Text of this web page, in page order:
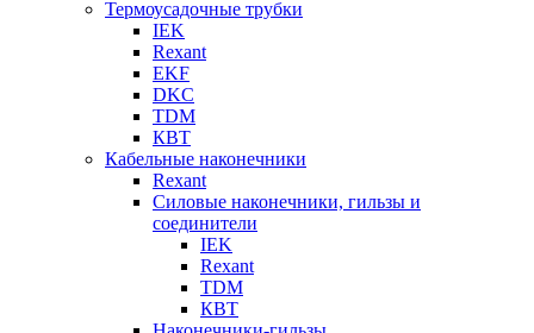
Термоусадочные трубки
IEK
Rexant
EKF
DKC
TDM
КВТ
Кабельные наконечники
Rexant
Силовые наконечники, гильзы и
соединители
IEK
Rexant
TDM
КВТ